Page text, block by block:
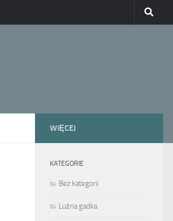
WIĘCEJ
KATEGORIE
Bez kategorii
Luźna gadka